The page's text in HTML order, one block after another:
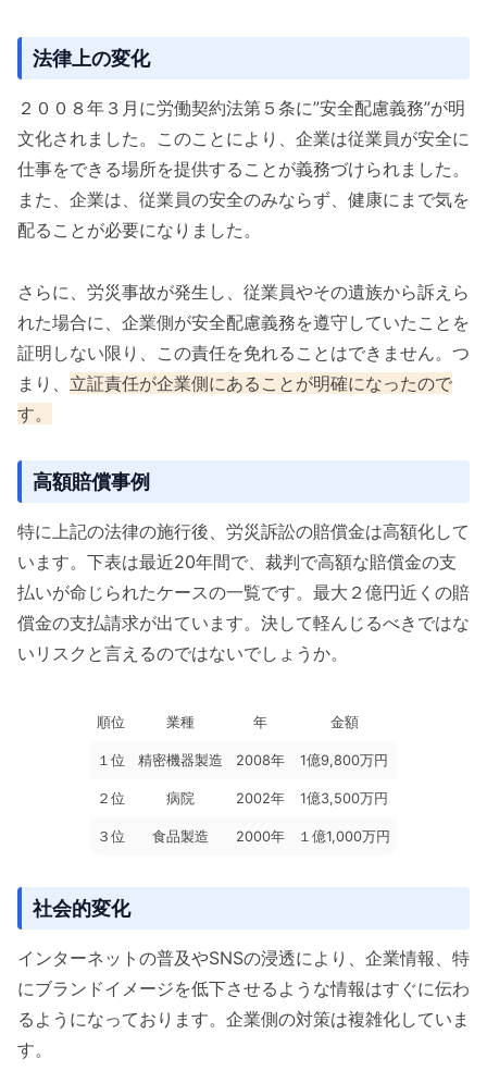
法律上の変化
２００８年３月に労働契約法第５条に”安全配慮義務”が明
文化されました。このことにより、企業は従業員が安全に
仕事をできる場所を提供することが義務づけられました。
また、企業は、従業員の安全のみならず、健康にまで気を
配ることが必要になりました。
さらに、労災事故が発生し、従業員やその遺族から訴えら
れた場合に、企業側が安全配慮義務を遵守していたことを
証明しない限り、この責任を免れることはできません。つ
まり、 立証責任が企業側にあることが明確になったので
す。
高額賠償事例
特に上記の法律の施行後、労災訴訟の賠償金は高額化して
います。下表は最近20年間で、裁判で高額な賠償金の支
払いが命じられたケースの一覧です。最大２億円近くの賠
償金の支払請求が出ています。決して軽んじるべきではな
いリスクと言えるのではないでしょうか。
順位 業種 年 金額
１位 精密機器製造 2008年 1億9,800万円
２位 病院 2002年 1億3,500万円
３位 食品製造 2000年 １億1,000万円
社会的変化
インターネットの普及やSNSの浸透により、企業情報、特
にブランドイメージを低下させるような情報はすぐに伝わ
るようになっております。企業側の対策は複雑化していま
す。